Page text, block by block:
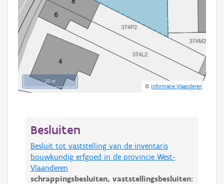
20 m
©Informatie Vlaanderen
Besluiten
Besluit tot vaststelling van de inventaris
bouwkundig erfgoed in de provincie West-
Vlaanderen
schrappingsbesluiten, vaststellingsbesluiten: